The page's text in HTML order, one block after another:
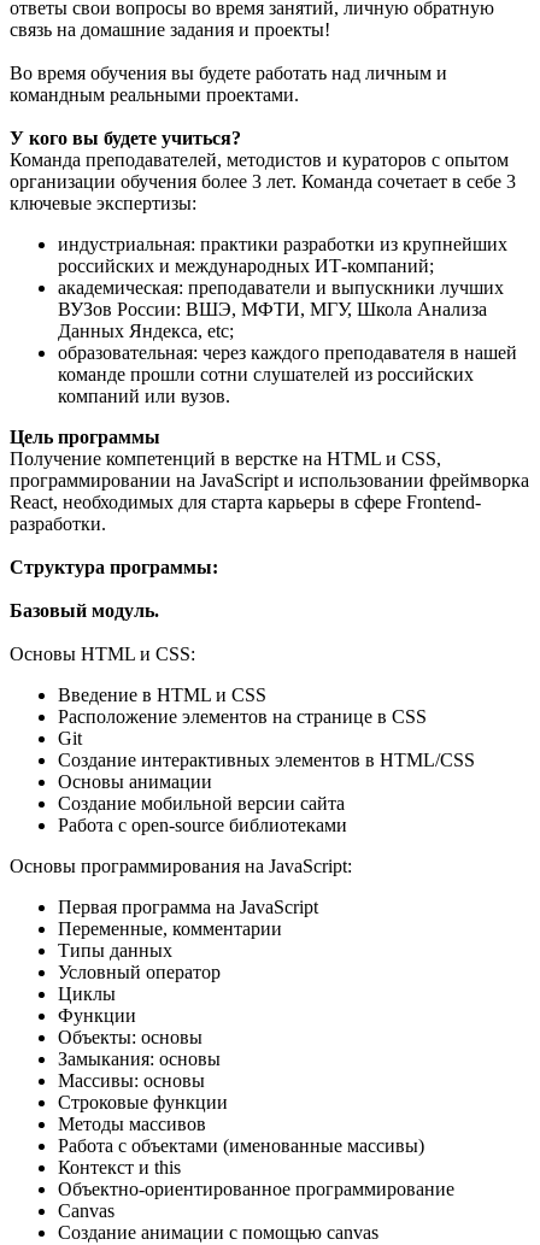
ответы свои вопросы во время занятий, личную обратную
связь на домашние задания и проекты!
Во время обучения вы будете работать над личным и
командным реальными проектами.
У кого вы будете учиться?
Команда преподавателей, методистов и кураторов с опытом
организации обучения более 3 лет. Команда сочетает в себе 3
ключевые экспертизы:
индустриальная: практики разработки из крупнейших
российских и международных ИТ-компаний;
академическая: преподаватели и выпускники лучших
ВУЗов России: ВШЭ, МФТИ, МГУ, Школа Анализа
Данных Яндекса, etc;
образовательная: через каждого преподавателя в нашей
команде прошли сотни слушателей из российских
компаний или вузов.
Цель программы
Получение компетенций в верстке на HTML и CSS,
программировании на JavaScript и использовании фреймворка
React, необходимых для старта карьеры в сфере Frontend-
разработки.
Структура программы:
Базовый модуль.
Основы HTML и CSS:
Введение в HTML и CSS
Расположение элементов на странице в CSS
Git
Создание интерактивных элементов в HTML/CSS
Основы анимации
Создание мобильной версии сайта
Работа с open-source библиотеками
Основы программирования на JavaScript:
Первая программа на JavaScript
Переменные, комментарии
Типы данных
Условный оператор
Циклы
Функции
Объекты: основы
Замыкания: основы
Массивы: основы
Строковые функции
Методы массивов
Работа с объектами (именованные массивы)
Контекст и this
Объектно-ориентированное программирование
Canvas
Создание анимации с помощью canvas